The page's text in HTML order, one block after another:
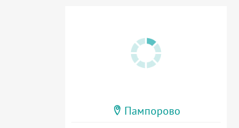
Пампорово